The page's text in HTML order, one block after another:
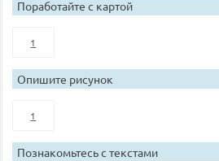
Поработайте с картой
1
Опишите рисунок
1
Познакомьтесь с текстами